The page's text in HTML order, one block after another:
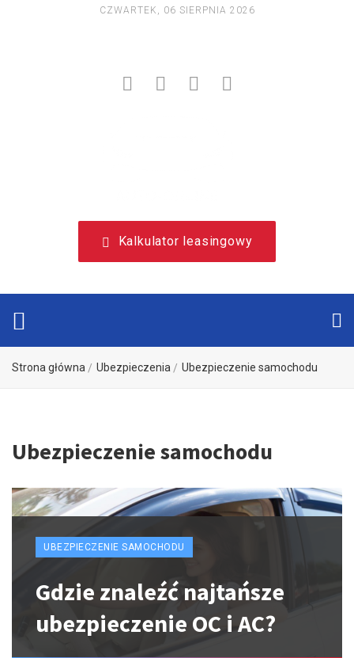
CZWARTEK, 06 SIERPNIA 2026
Kalkulator leasingowy
Strona główna Ubezpieczenia Ubezpieczenie samochodu
Ubezpieczenie samochodu
UBEZPIECZENIE SAMOCHODU
Gdzie znaleźć najtańsze
ubezpieczenie OC i AC?